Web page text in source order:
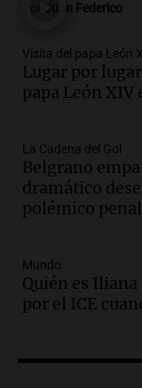
Episodios
Audio.
ley
Viva la
Audio.
de
La Argentina,
Audio.
un pozo
Panorama
Audio.
Juan Federico
Visita del papa León
Lugar por
papa León XIV
La Cadena del Gol
Belgrano
dramático
polémico penal
Mundo
Quién es
por el ICE